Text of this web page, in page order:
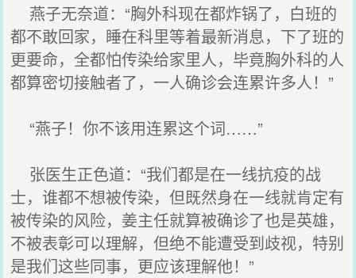
燕子无奈道：“胸外科现在都炸锅了，白班的
都不敢回家，睡在科里等着最新消息，下了班的
更要命，全都怕传染给家里人，毕竟胸外科的人
都算密切接触者了，一人确诊会连累许多人！”
“燕子！你不该用连累这个词……”
张医生正色道：“我们都是在一线抗疫的战
士，谁都不想被传染，但既然身在一线就肯定有
被传染的风险，姜主任就算被确诊了也是英雄，
不被表彰可以理解，但绝不能遭受到歧视，特别
是我们这些同事，更应该理解他！”